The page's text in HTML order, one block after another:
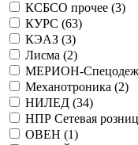
КСБСО прочее (3)
КУРС (63)
КЭАЗ (3)
Лисма (2)
МЕРИОН-
Механотроника (2)
НИЛЕД (34)
НПР Сетевая
ОВЕН (1)